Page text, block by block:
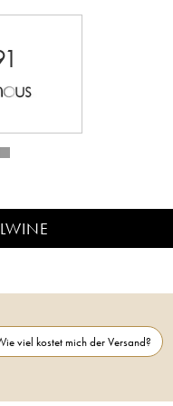
viel kostet mich der Versand?